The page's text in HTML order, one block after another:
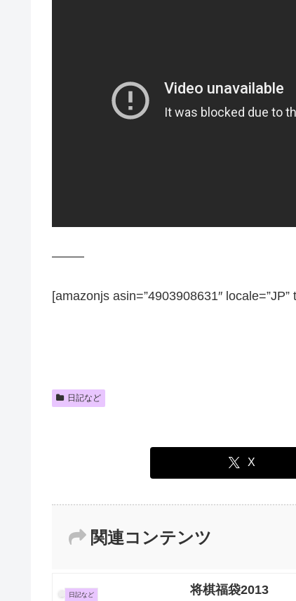
——–
[amazonjs asin=”4903908631″
日記など
X
関連コンテンツ
日記など 将棋福袋2013